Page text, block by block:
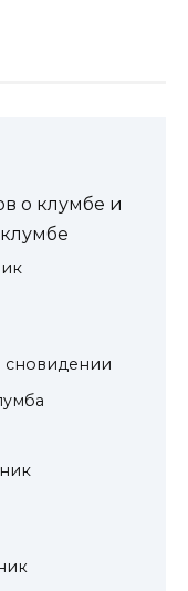
о клумбе и